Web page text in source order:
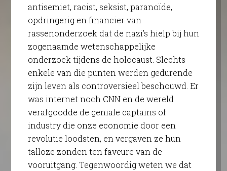
antisemiet, racist, seksist, paranoïde,
opdringerig en financier van
rassenonderzoek dat de nazi’s hielp bij hun
zogenaamde wetenschappelijke
onderzoek tijdens de holocaust. Slechts
enkele van die punten werden gedurende
zijn leven als controversieel beschouwd. Er
was internet noch CNN en de wereld
verafgoodde de geniale captains of
industry die onze economie door een
revolutie loodsten, en vergaven ze hun
talloze zonden ten faveure van de
vooruitgang. Tegenwoordig weten we dat